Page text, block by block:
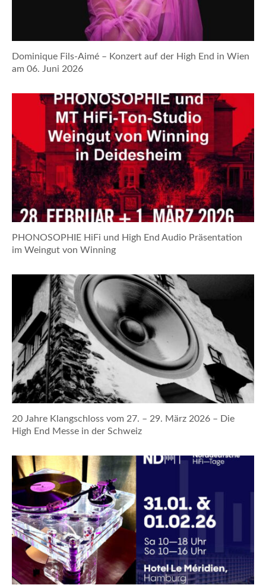
Dominique Fils-Aimé – Konzert auf der High End in Wien
am 06. Juni 2026
PHONOSOPHIE HiFi und High End Audio Präsentation
im Weingut von Winning
20 Jahre Klangschloss vom 27. – 29. März 2026 – Die
High End Messe in der Schweiz